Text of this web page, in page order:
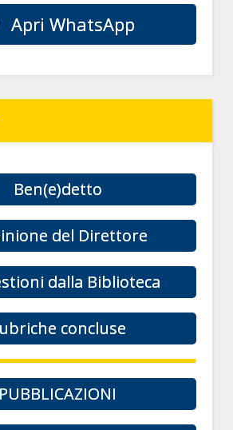
Apri WhatsApp
Ben(e)detto
del Direttore
dalla Biblioteca
concluse
PUBBLICAZIONI